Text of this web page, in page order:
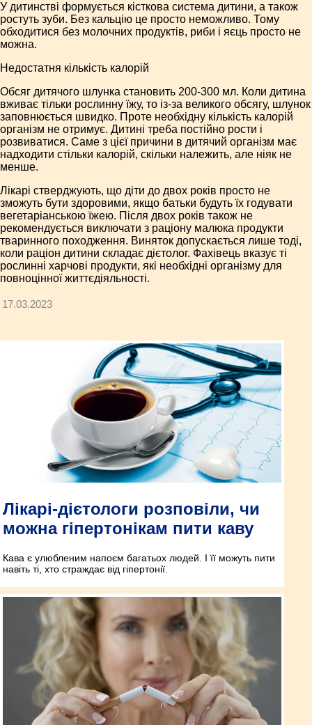
У дитинстві формується кісткова система дитини, а також
ростуть зуби. Без кальцію це просто неможливо. Тому
обходитися без молочних продуктів, риби і яєць просто не
можна.
Недостатня кількість калорій
Обсяг дитячого шлунка становить 200-300 мл. Коли дитина
вживає тільки рослинну їжу, то із-за великого обсягу, шлунок
заповнюється швидко. Проте необхідну кількість калорій
організм не отримує. Дитині треба постійно рости і
розвиватися. Саме з цієї причини в дитячий організм має
надходити стільки калорій, скільки належить, але ніяк не
менше.
Лікарі стверджують, що діти до двох років просто не
зможуть бути здоровими, якщо батьки будуть їх годувати
вегетаріанською їжею. Після двох років також не
рекомендується виключати з раціону малюка продукти
тваринного походження. Виняток допускається лише тоді,
коли раціон дитини складає дієтолог. Фахівець вказує ті
рослинні харчові продукти, які необхідні організму для
повноцінної життєдіяльності.
17.03.2023
Лікарі-дієтологи розповіли, чи
можна гіпертонікам пити каву
Кава є улюбленим напоєм багатьох людей. І її можуть пити
навіть ті, хто страждає від гіпертонії.